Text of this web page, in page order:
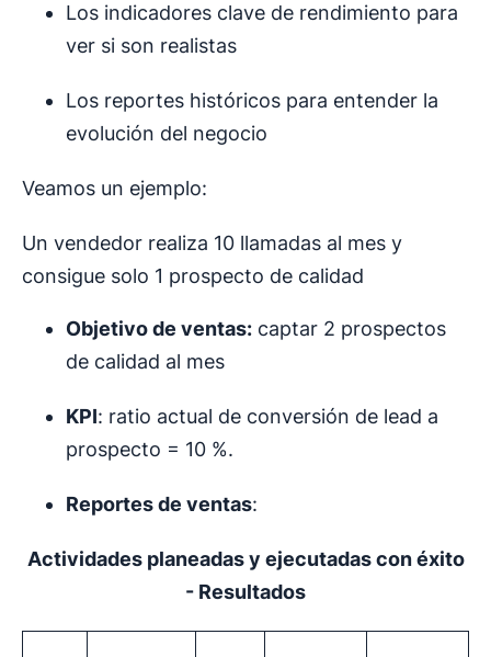
Los indicadores clave de rendimiento para
ver si son realistas
Los reportes históricos para entender la
evolución del negocio
Veamos un ejemplo:
Un vendedor realiza 10 llamadas al mes y
consigue solo 1 prospecto de calidad
Objetivo de ventas: captar 2 prospectos
de calidad al mes
KPI: ratio actual de conversión de lead a
prospecto = 10 %.
Reportes de ventas:
Actividades planeadas y ejecutadas con éxito
- Resultados